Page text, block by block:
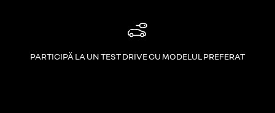
PARTICIPĂ LA UN TEST DRIVE CU MODELUL PREFERAT